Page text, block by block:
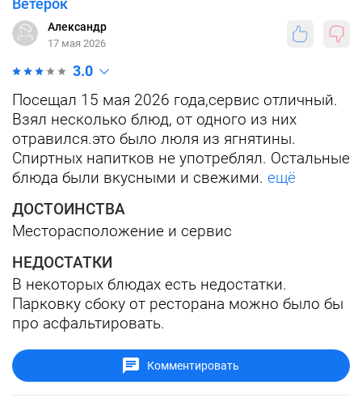
Ветерок
Александр
17 мая 2026
3.0
Посещал 15 мая 2026 года,сервис отличный.
Взял несколько блюд, от одного из них
отравился.это было люля из ягнятины.
Спиртных напитков не употреблял. Остальные
блюда были вкусными и свежими. ещё
ДОСТОИНСТВА
Месторасположение и сервис
НЕДОСТАТКИ
В некоторых блюдах есть недостатки.
Парковку сбоку от ресторана можно было бы
про асфальтировать.
Комментировать